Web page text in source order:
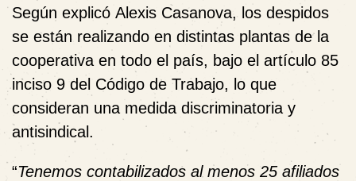
Según explicó Alexis Casanova, los despidos
se están realizando en distintas plantas de la
cooperativa en todo el país, bajo el artículo 85
inciso 9 del Código de Trabajo, lo que
consideran una medida discriminatoria y
antisindical.
“Tenemos contabilizados al menos 25 afiliados